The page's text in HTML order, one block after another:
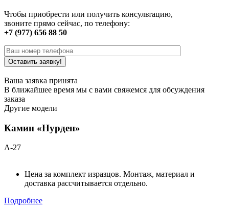
Чтобы приобрести или получить консультацию,
звоните прямо сейчас, по телефону:
+7 (977) 656 88 50
Ваша заявка принята
В ближайшее время мы с вами свяжемся для обсуждения
заказа
Другие модели
Камин «Нурден»
А-27
Цена за комплект изразцов. Монтаж, материал и
доставка рассчитывается отдельно.
Подробнее